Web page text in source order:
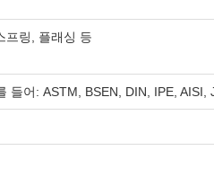
프링, 플래싱 등
들어: ASTM, BSEN, DIN, IPE, AISI,